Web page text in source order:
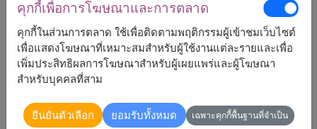
ราคาตามพื้นที่จัดส่ง
เริ่มต้นที่ ฿2,490
หมายเหตุ:
ตระกร้า/แพ็กเกจ อาจจะแตกต่างจากรูปบ้าง
คุกกี้เพื่อการโฆษณาและการตลาด
คุกกี้ในส่วนการตลาด ใช้เพื่อติดตามพฤติกรรมผู้เข้าชมเว็บไซต์
เพื่อแสดงโฆษณาที่เหมาะสมสำหรับผู้ใช้งานแต่ละรายและเพื่อ
เพิ่มประสิทธิผลการโฆษณาสำหรับผู้เผยแพร่และผู้โฆษณา
สำหรับบุคคลที่สาม
ยืนยันตัวเลือก ยอมรับทั้งหมด เฉพาะคุกกี้พื้นฐานที่จำเป็น